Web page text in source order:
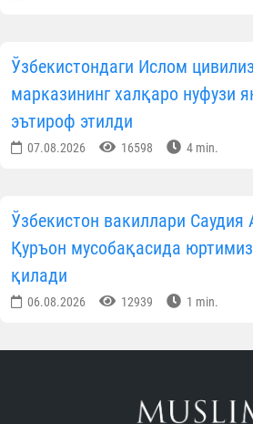
Ўзбекистондаги Ислом
марказининг халқаро нуфузи
эътироф этилди
07.08.2026 16598 4 min.
Ўзбекистон вакиллари Саудия
Қуръон мусобақасида
қилади
06.08.2026 12939 1 min.